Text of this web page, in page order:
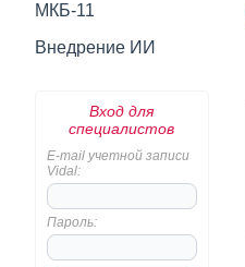
МКБ-11
Внедрение ИИ
Вход для
специалистов
E-mail учетной записи
Vidal:
Пароль: